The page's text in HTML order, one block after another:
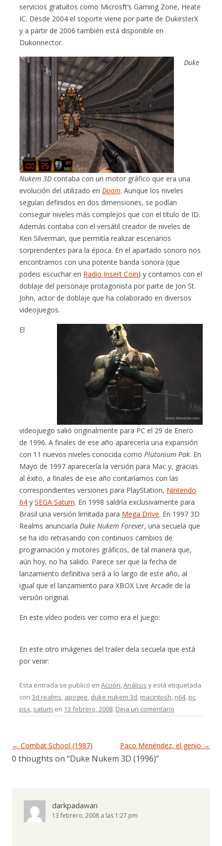
servicios gratuitos como Microsft’s Gaming Zone, Heate
IC. Desde 2004 el soporte viene por parte de DukesterX
y a partir de 2006 también está disponible en
Dukonnector.
Duke
Nukem 3D contaba con un motor gráfico que era una
evolución del utilizado en Doom. Aunque los niveles
seguían definidos en dos dimensiones, se podían
conseguir niveles más complejos que con el título de ID.
Además contaba con el versátil creador de niveles de
Ken Silverman, que permitía realizar escenarios
sorprendentes para la época. En el apartado sonoro nos
encontramos con una potente banda sonora (que
podeis escuchar en Radio Insert Coin) y contamos con el
doblaje del personaje protagonista por parte de Jon St.
John, actor de doblaje que ha colaborado en diversos
videojuegos.
El
videojuego salió originalmente para PC el 29 de Enero
de 1996. A finales de ese año aparecería una expansión
con 11 nuevos niveles conocida como Plutonium Pak. En
Mayo de 1997 aparecería la versión para Mac y, gracias
al éxito, a finales de ese año contaríamos con las
correspondientes versiones para PlayStation, Nintendo
64 ySEGA Saturn. En 1998 saldría exclusivamente para
Brasil una versión limitada para Mega Drive. En 1997 3D
Realms anunciaría Duke Nukem Forever, una secuela que
se ha ido retrasando con continuos cambios de
programación y motores gráficos, de tal manera que,
aún hoy, no ha salido. Parece ser que la fecha de
lanzamiento definitiva será a lo largo de este año, al
igual que el lanzamiento para XBOX Live Arcade de la
versión original.
En este vídeo podeis ver como era el juego:
En este otro imágenes del trailer dela secuela que está
por venir:
Esta entrada se publicó enAcción,Análisis y está etiquetada
con3d realms, apogee, duke nukem 3d, macintosh, n64, pc,
psx, saturn en 13 febrero, 2008. Deja un comentario
Navegación de entradas
← Combat School (1987) Paco Menéndez, el genio →
0 thoughts on “Duke Nukem 3D (1996)”
darkpadawan
13 febrero, 2008 a las 1:27 pm